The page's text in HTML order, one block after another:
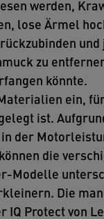
werden,
lose Ärmel
zu
könnte.
ein,
ist.
der
die
Modelle
Die
IQ Protect von